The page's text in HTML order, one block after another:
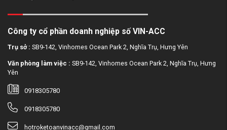
Công ty cổ phần doanh nghiệp số VIN-ACC
Trụ sở : SB9-142, Vinhomes Ocean Park 2, Nghĩa Trụ, Hưng Yên
Văn phòng làm việc : SB9-142, Vinhomes Ocean Park 2, Nghĩa Trụ, Hưng
Yên
0918305780
0918305780
hotroketoanvinacc@gmail.com